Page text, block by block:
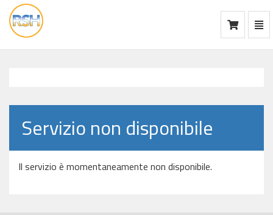
vai
alla
Servizio non disponibile
Il servizio è momentaneamente non disponibile.